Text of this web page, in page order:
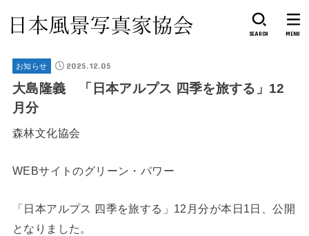
SEARCH MENU
お知らせ 2025.12.05
大島隆義 「日本アルプス 四季を旅する」12
月分
森林文化協会
WEBサイトのグリーン・パワー
「日本アルプス 四季を旅する」12月分が本日1日、公開
となりました。